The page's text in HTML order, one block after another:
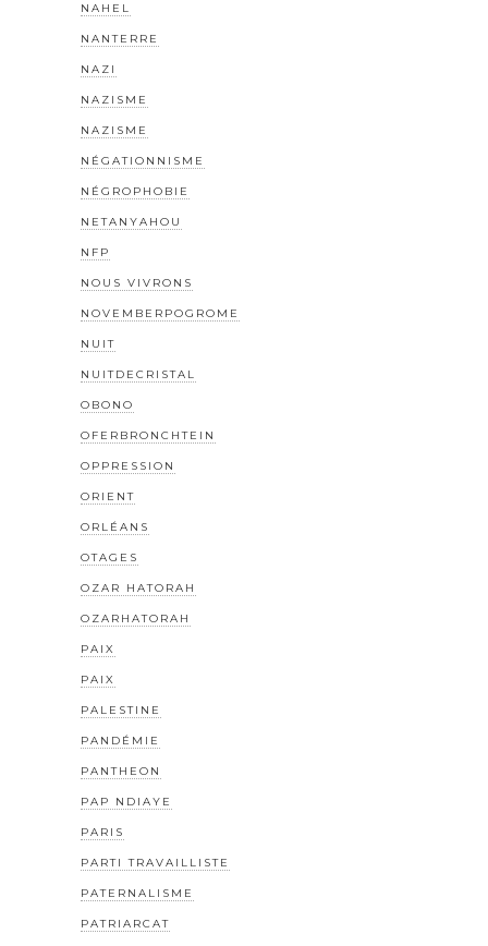
NAHEL
NANTERRE
NAZI
NAZISME
NAZISME
NÉGATIONNISME
NÉGROPHOBIE
NETANYAHOU
NFP
NOUS VIVRONS
NOVEMBERPOGROME
NUIT
NUITDECRISTAL
OBONO
OFERBRONCHTEIN
OPPRESSION
ORIENT
ORLÉANS
OTAGES
OZAR HATORAH
OZARHATORAH
PAIX
PAIX
PALESTINE
PANDÉMIE
PANTHEON
PAP NDIAYE
PARIS
PARTI TRAVAILLISTE
PATERNALISME
PATRIARCAT